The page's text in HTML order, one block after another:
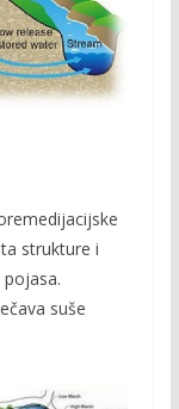
strukture i
suše